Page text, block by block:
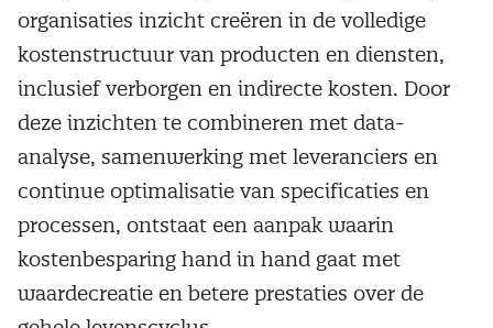
organisaties inzicht creëren in de volledige
kostenstructuur van producten en diensten,
inclusief verborgen en indirecte kosten. Door
deze inzichten te combineren met data-
analyse, samenwerking met leveranciers en
continue optimalisatie van specificaties en
processen, ontstaat een aanpak waarin
kostenbesparing hand in hand gaat met
waardecreatie en betere prestaties over de